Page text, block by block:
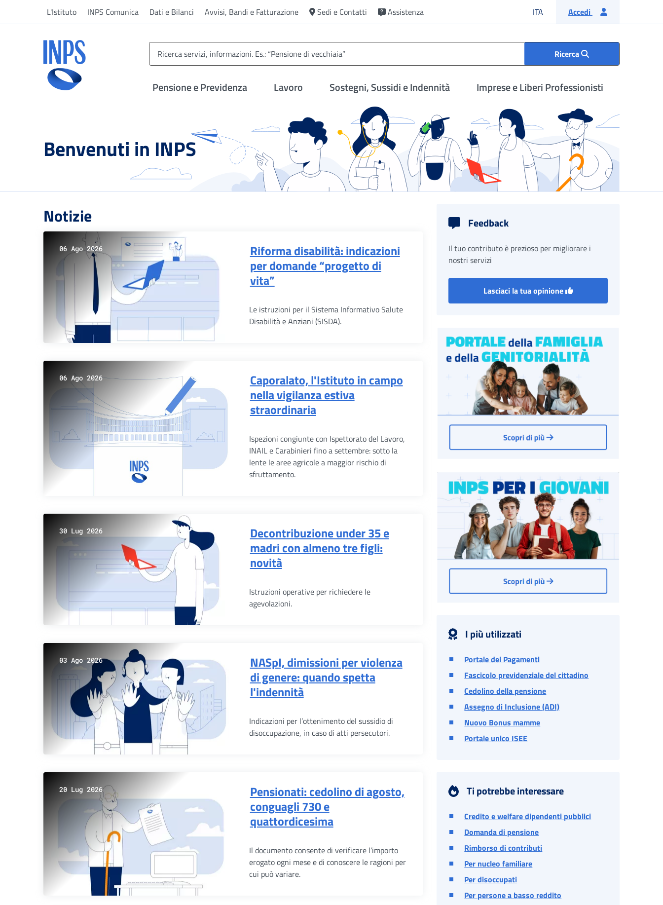
L'Istituto INPS Comunica Dati e Bilanci Avvisi, Bandi e Fatturazione Sedi e Contatti Assistenza ITA Lingua italiana
Accedi
Ricerca
Pensione e Previdenza Lavoro Sostegni, Sussidi e Indennità Imprese e Liberi Professionisti
Benvenuti in INPS
Notizie
06 Ago 2026
Riforma disabilità: indicazioni
per domande “progetto di
vita”
Le istruzioni per il Sistema Informativo Salute
Disabilità e Anziani (SISDA).
06 Ago 2026
Caporalato, l'Istituto in campo
nella vigilanza estiva
straordinaria
Ispezioni congiunte con Ispettorato del Lavoro,
INAIL e Carabinieri fino a settembre: sotto la
lente le aree agricole a maggior rischio di
sfruttamento.
30 Lug 2026
Decontribuzione under 35 e
madri con almeno tre figli:
novità
Istruzioni operative per richiedere le
agevolazioni.
03 Ago 2026
NASpI, dimissioni per violenza
di genere: quando spetta
l'indennità
Indicazioni per l’ottenimento del sussidio di
disoccupazione, in caso di atti persecutori.
20 Lug 2026
Pensionati: cedolino di agosto,
conguagli 730 e
quattordicesima
Il documento consente di verificare l’importo
erogato ogni mese e di conoscere le ragioni per
cui può variare.
Feedback
Il tuo contributo è prezioso per migliorare i
nostri servizi
Lasciaci la tua opinione
I più utilizzati
Portale dei Pagamenti
Fascicolo previdenziale del cittadino
Cedolino della pensione
Assegno di Inclusione (ADI)
Nuovo Bonus mamme
Portale unico ISEE
Ti potrebbe interessare
Credito e welfare dipendenti pubblici
Domanda di pensione
Rimborso di contributi
Per nucleo familiare
Per disoccupati
Per persone a basso reddito